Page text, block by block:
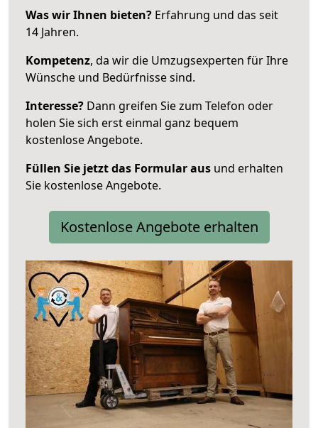
Was wir Ihnen bieten? Erfahrung und das seit
14 Jahren.
Kompetenz, da wir die Umzugsexperten für Ihre
Wünsche und Bedürfnisse sind.
Interesse? Dann greifen Sie zum Telefon oder
holen Sie sich erst einmal ganz bequem
kostenlose Angebote.
Füllen Sie jetzt das Formular aus und erhalten
Sie kostenlose Angebote.
Kostenlose Angebote erhalten